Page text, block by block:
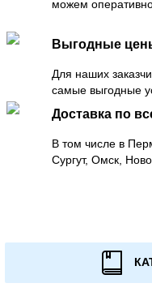
можем
Выгодные
Для наших
самые выгодные
Доставка по
В том числе в
Сургут, Омск,